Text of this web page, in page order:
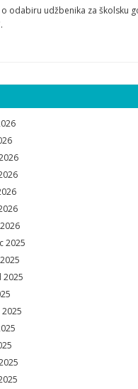
odabiru udžbenika za školsku
2025
2025